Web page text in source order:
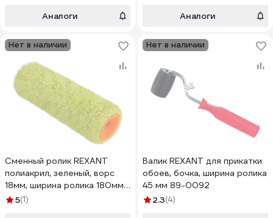
Аналоги Аналоги
Нет в наличии
Сменный ролик REXANT
полиакрил, зеленый, ворс
18мм, ширина ролика 180мм,
диам. 42мм, бюгель 6мм 89-
5(1)
Нет в наличии
Валик REXANT для прикатки
обоев, бочка, ширина ролика
45 мм 89-0092
2.3(4)